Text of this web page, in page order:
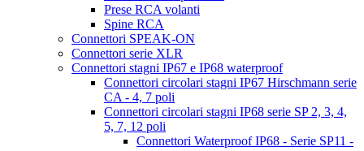
Prese RCA volanti
Spine RCA
Connettori SPEAK-ON
Connettori serie XLR
Connettori stagni IP67 e IP68 waterproof
Connettori circolari stagni IP67 Hirschmann serie
CA - 4, 7 poli
Connettori circolari stagni IP68 serie SP 2, 3, 4,
5, 7, 12 poli
Connettori Waterproof IP68 - Serie SP11 -